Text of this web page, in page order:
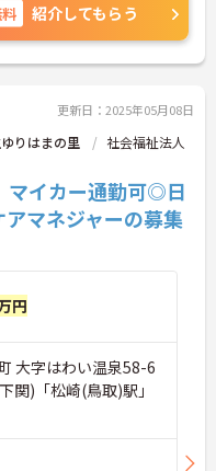
紹介してもらう
更新日：2025年05月08日
りはまの里
社会福祉法人
マイカー通勤可◎日
マネジャーの募集
円
大字はわい温泉58-6
関)「松崎(鳥取)駅」